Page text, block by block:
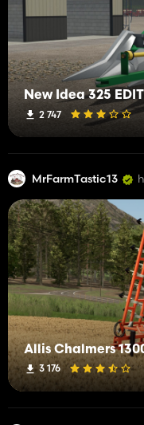
New Idea 325 EDIT
2 747
MrFarmTastic13
Allis Chalmers
3 176